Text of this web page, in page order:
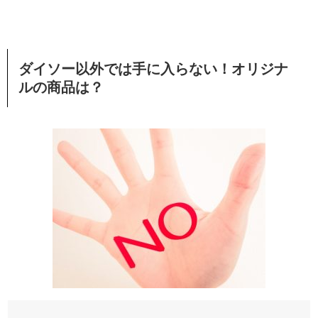
ダイソー以外では手に入らない！オリジナ
ルの商品は？